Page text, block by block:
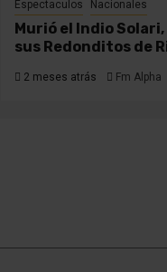
Espectaculos Nacionales
Murió el Indio
sus Redonditos de
2 meses atrás Fm Alpha